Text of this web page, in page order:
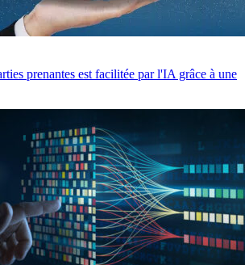
prenantes est facilitée par l'IA grâce à une